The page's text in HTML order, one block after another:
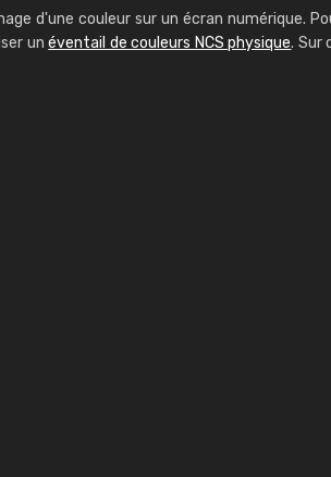
d'une couleur sur un écran numérique.
unéventail de couleurs NCS physique. Sur